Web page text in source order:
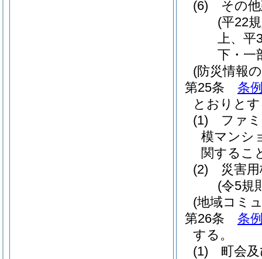
(6)
その
(平22
上、平
下・一
(防災情報
第25条
条
とおりと
(1)
ファ
模マンシ
関するこ
(2)
災害
(令5規
(地域コミ
第26条
条
する。
(1)
町会